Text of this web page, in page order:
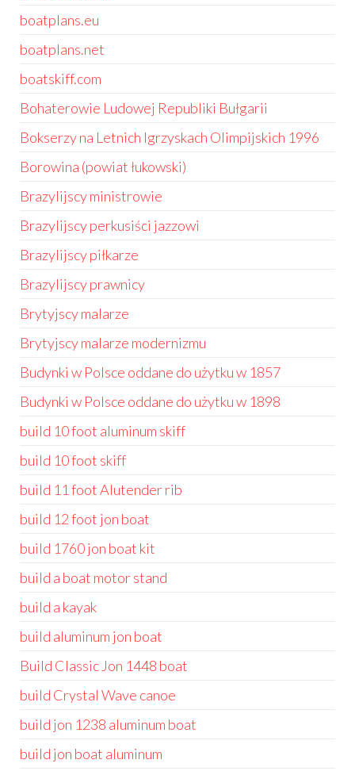
boatplans.eu
boatplans.net
boatskiff.com
Bohaterowie Ludowej Republiki Bułgarii
Bokserzy na Letnich Igrzyskach Olimpijskich 1996
Borowina (powiat łukowski)
Brazylijscy ministrowie
Brazylijscy perkusiści jazzowi
Brazylijscy piłkarze
Brazylijscy prawnicy
Brytyjscy malarze
Brytyjscy malarze modernizmu
Budynki w Polsce oddane do użytku w 1857
Budynki w Polsce oddane do użytku w 1898
build 10 foot aluminum skiff
build 10 foot skiff
build 11 foot Alutender rib
build 12 foot jon boat
build 1760 jon boat kit
build a boat motor stand
build a kayak
build aluminum jon boat
Build Classic Jon 1448 boat
build Crystal Wave canoe
build jon 1238 aluminum boat
build jon boat aluminum